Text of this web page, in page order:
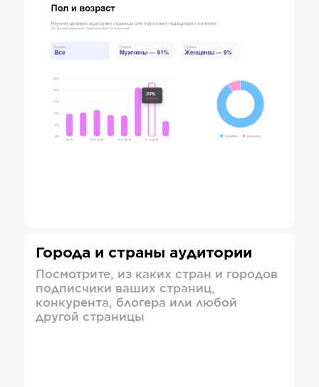
Города и страны аудитории
Посмотрите, из каких стран и городов
подписчики ваших страниц,
конкурента, блогера или любой
другой страницы